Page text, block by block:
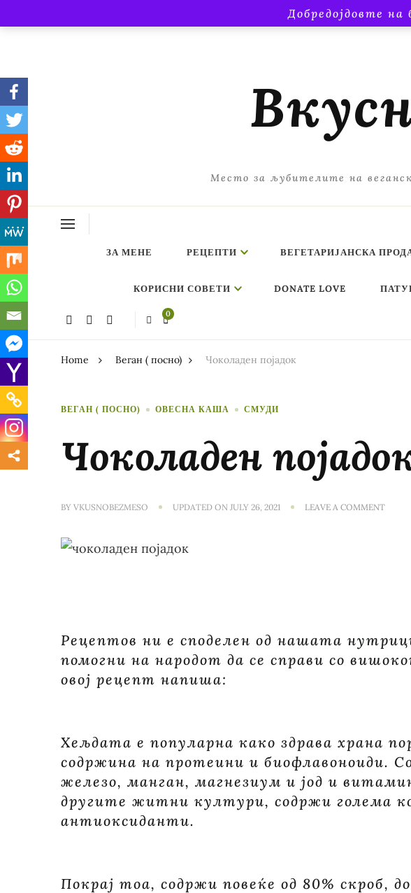
Добредојдовте на
Место за љубителите на
ЗА МЕНЕ РЕЦЕПТИ ВЕГЕТАРИЈАНСКА
КОРИСНИ СОВЕТИ DONATE LOVE
0
Home Веган ( посно) Чоколаден појадок
ВЕГАН ( ПОСНО) ОВЕСНА КАША СМУДИ
Чоколаден
BY VKUSNOBEZMESO UPDATED ON JULY 26, 2021 LEAVE A COMMENTON
Рецептов ни е споделен од нашата
помогни на народот да се справи со
овој рецепт напиша:
Хељдата е популарна како здрава храна
содржина на протеини и биофлавоноиди.
железо, манган, магнезиум и јод и
другите житни култури, содржи голема
антиоксиданти.
Покрај тоа, содржи повеќе од 80% скроб,